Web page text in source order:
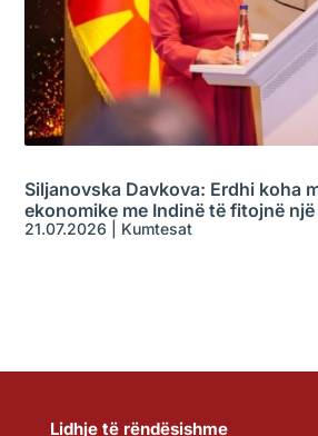
Siljanovska Davkova: Erdhi koha
ekonomike me Indinë të fitojnë
21.07.2026 Kumtesat
Lidhje të rëndësishme